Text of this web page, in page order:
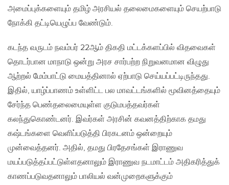
அமைப்புக்களையும் தமிழ் அரசியல் தலைமைகளையும் செயற்பாடு
நோக்கி தட்டியெழுப்ப வேண்டும்.
கடந்த வருடம் நவம்பர் 22ஆம் திகதி மட்டக்களப்பில் விதவைகள்
தொடர்பான மாநாடு ஒன்று அரச சார்பற்ற நிறுவனமான விழுது
ஆற்றல் மேம்பாட்டு மையத்தினால் ஏற்பாடு செய்யப்பட்டிருந்தது.
இதில், யாழ்ப்பாணம் உள்ளிட்ட பல மாவட்டங்களில் மூவினத்தையும்
சேர்ந்த பெண்தலைமையுள்ள குடுமபத்தவர்கள்
கலந்துகொண்டனர். இவர்கள் அரசின் கவனத்திற்காக தமது
கஷ்டங்களை வெளிப்படுத்தி பிரகடனம் ஒன்றையும்
முன்வைத்தனர். அதில், தமது பிரதேசங்கள் இராணுவ
மயப்படுத்தப்பட்டுள்ளதனாலும் இராணுவ நடமாட்டம் அதிகரித்துக்
காணப்படுவதனாலும் பாலியல் வன்முறைகளுக்கும்